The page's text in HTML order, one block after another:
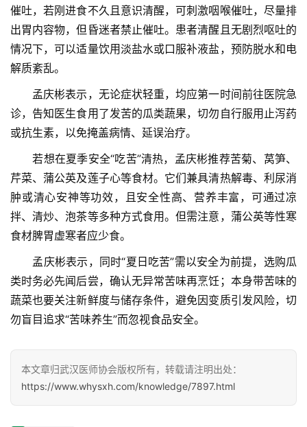
组
织
建
设
医
师
风
健
康
科
普
通
知
公
联
系
登录 注册
催吐，若刚进食不久且意识清醒，可刺激咽喉催吐，尽量排
出胃内容物，但昏迷者禁止催吐。患者清醒且无剧烈呕吐的
情况下，可以适量饮用淡盐水或口服补液盐，预防脱水和电
解质紊乱。
孟庆彬表示，无论症状轻重，均应第一时间前往医院急
诊，告知医生食用了发苦的瓜类蔬果，切勿自行服用止泻药
或抗生素，以免掩盖病情、延误治疗。
若想在夏季安全“吃苦”清热，孟庆彬推荐苦菊、莴笋、
芹菜、蒲公英及莲子心等食材。它们兼具清热解毒、利尿消
肿或清心安神等功效，且安全性高、营养丰富，可通过凉
拌、清炒、泡茶等多种方式食用。但需注意，蒲公英等性寒
食材脾胃虚寒者应少食。
孟庆彬表示，同时“夏日吃苦”需以安全为前提，选购瓜
类时务必先闻后尝，确认无异常苦味再烹饪；本身带苦味的
蔬菜也要关注新鲜度与储存条件，避免因变质引发风险，切
勿盲目追求“苦味养生”而忽视食品安全。
本文章归武汉医师协会版权所有，转载请注明出处：
https://www.whysxh.com/knowledge/7897.html